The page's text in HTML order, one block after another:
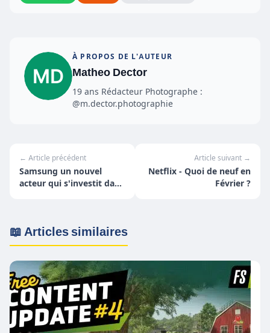
À PROPOS DE L'AUTEUR
Matheo Dector
19 ans Rédacteur Photographe :
@m.dector.photographie
← Article précédent
Samsung un nouvel
acteur qui s'investit dans
Article suivant →
Netflix - Quoi de neuf en
Février ?
📖 Articles similaires